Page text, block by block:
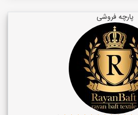
پارچه فروشی